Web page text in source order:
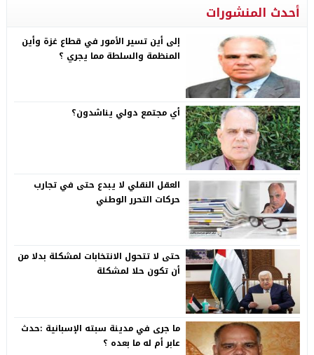
أحدث المنشورات
إلى أين تسير الأمور في قطاع غزة وأين
المنظمة والسلطة مما يجري ؟
أي مجتمع دولي يناشدون؟
العقل النقلي لا يبدع حتى في تجارب
حركات التحرر الوطني
حتى لا تتحول الانتخابات لمشكلة بدلا من
أن تكون حلا لمشكلة
ما جرى في مدينة سبته الإسبانية :حدث
عابر أم له ما بعده ؟